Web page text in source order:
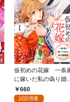
仮初めの花嫁 一条
に嫁いだ私の偽り婚
譚【おまけ描き下ろし
付き】 1巻
660
試読増量